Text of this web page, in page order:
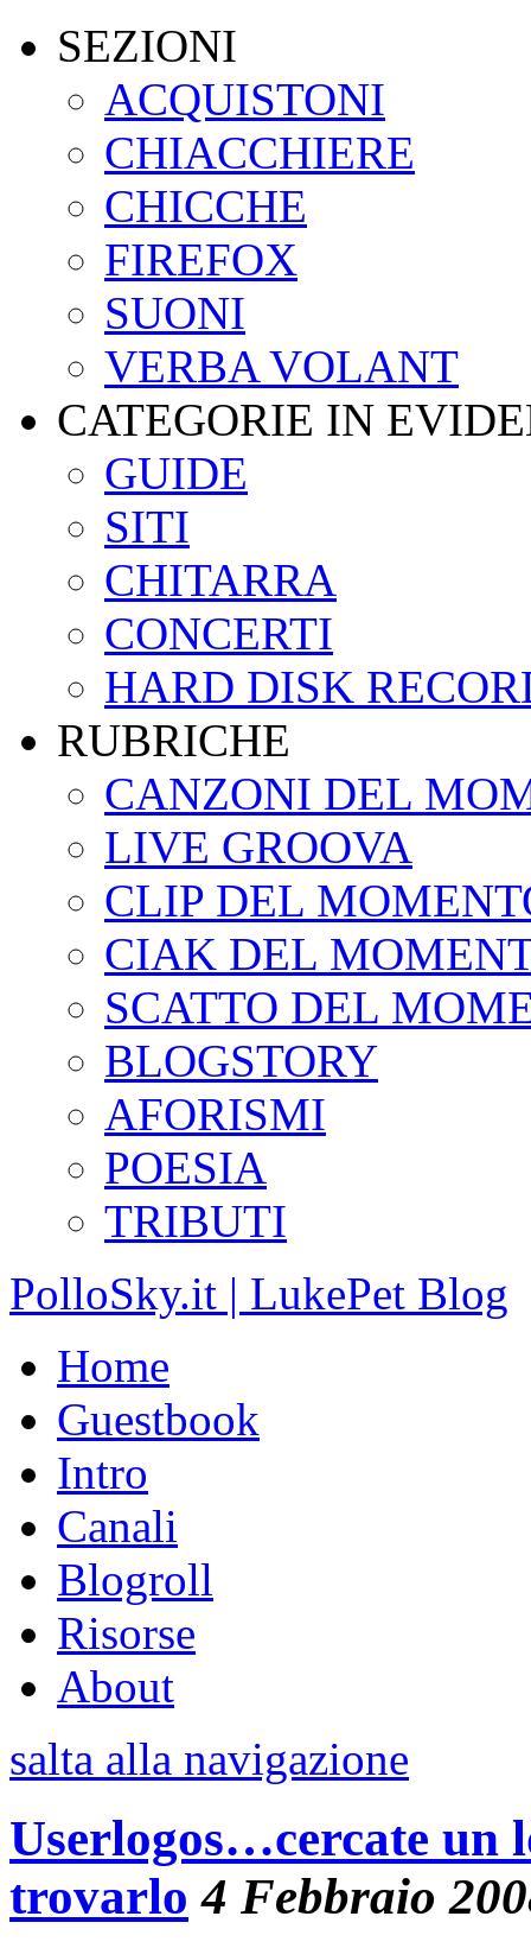
SEZIONI
ACQUISTONI
CHIACCHIERE
CHICCHE
FIREFOX
SUONI
VERBA VOLANT
CATEGORIE IN
GUIDE
SITI
CHITARRA
CONCERTI
HARD DISK
RUBRICHE
CANZONI DEL
LIVE GROOVA
CLIP DEL
CIAK DEL
SCATTO DEL
BLOGSTORY
AFORISMI
POESIA
TRIBUTI
PolloSky.it | LukePet Blog
Home
Guestbook
Intro
Canali
Blogroll
Risorse
About
salta alla navigazione
Userlogos…cercate un
trovarlo 4 Febbraio